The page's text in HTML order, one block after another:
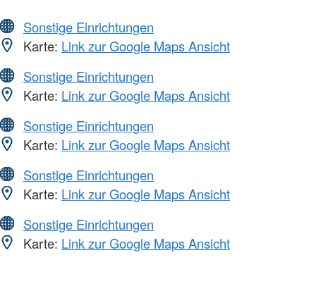
Sonstige Einrichtungen
Karte: Link zur Google Maps Ansicht
Sonstige Einrichtungen
Karte: Link zur Google Maps Ansicht
Sonstige Einrichtungen
Karte: Link zur Google Maps Ansicht
Sonstige Einrichtungen
Karte: Link zur Google Maps Ansicht
Sonstige Einrichtungen
Karte: Link zur Google Maps Ansicht